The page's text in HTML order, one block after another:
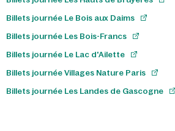
Billets journée Le Bois aux Daims
Billets journée Les Bois-Francs
Billets journée Le Lac d'Ailette
Billets journée Villages Nature Paris
Billets journée Les Landes de Gascogne